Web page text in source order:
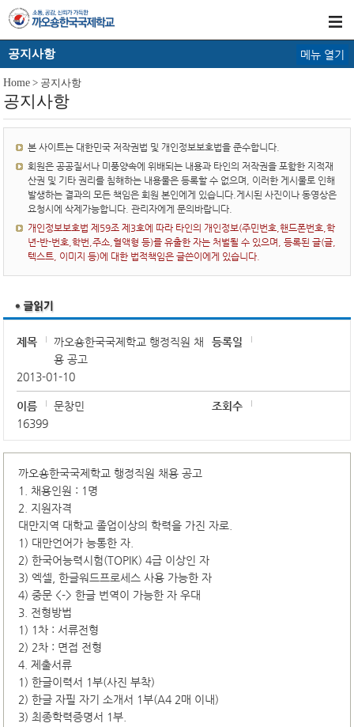
공지사항 메뉴 열기
Home > 공지사항
공지사항
본 사이트는 대한민국 저작권법 및 개인정보보호법을 준수합니다.
회원은 공공질서나 미풍양속에 위배되는 내용과 타인의 저작권을 포함한 지적재
산권 및 기타 권리를 침해하는 내용물은 등록할 수 없으며, 이러한 게시물로 인해
발생하는 결과의 모든 책임은 회원 본인에게 있습니다.게시된 사진이나 동영상은
요청시에 삭제가능합니다. 관리자에게 문의바랍니다.
개인정보보호법 제59조 제3호에 따라 타인의 개인정보(주민번호,핸드폰번호,학
년-반-번호,학번,주소,혈액형 등)를 유출한 자는 처벌될 수 있으며, 등록된 글(글,
텍스트, 이미지 등)에 대한 법적책임은 글쓴이에게 있습니다.
제목
까오숑한국국제학교 행정직원 채
용 공고
등록일
2013-01-10
이름 문창민
조회수
16399
까오숑한국국제학교 행정직원 채용 공고
1. 채용인원 : 1명
2. 지원자격
대만지역 대학교 졸업이상의 학력을 가진 자로.
1) 대만언어가 능통한 자.
2) 한국어능력시험(TOPIK) 4급 이상인 자
3) 엑셀, 한글워드프로세스 사용 가능한 자
4) 중문 <-> 한글 번역이 가능한 자 우대
3. 전형방법
1) 1차 : 서류전형
2) 2차 : 면접 전형
4. 제출서류
1) 한글이력서 1부(사진 부착)
2) 한글 자필 자기 소개서 1부(A4 2매 이내)
3) 최종학력증명서 1부.